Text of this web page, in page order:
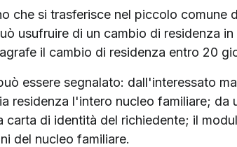
che si trasferisce nel piccolo comune
usufruire di un cambio di residenza
il cambio di residenza entro 20
essere segnalato: dall'interessato
residenza l'intero nucleo familiare;
di identità del richiedente; il
del nucleo familiare.